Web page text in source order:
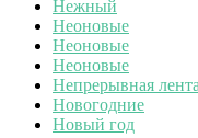
Нежный
Неоновые
Неоновые
Неоновые
Непрерывная лента
Новогодние
Новый год